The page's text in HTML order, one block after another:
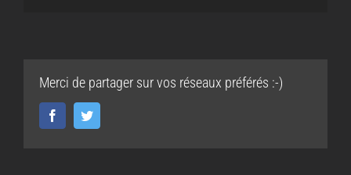
Merci de partager sur vos réseaux préférés :-)
FacebookTwitter